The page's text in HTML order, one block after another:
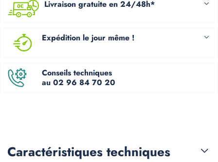
Livraison gratuite en 24/48h*
Expédition le jour même !
Conseils techniques
au 02 96 84 70 20
Caractéristiques techniques